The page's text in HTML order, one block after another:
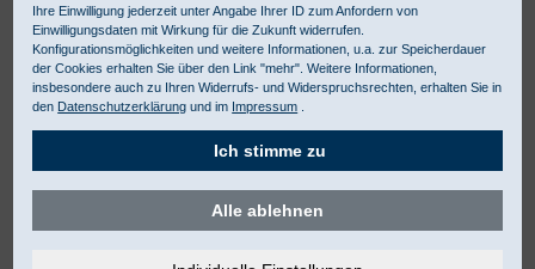
Ihre Einwilligung jederzeit unter Angabe Ihrer ID zum Anfordern von
Einwilligungsdaten mit Wirkung für die Zukunft widerrufen.
Konfigurationsmöglichkeiten und weitere Informationen, u.a. zur Speicherdauer
der Cookies erhalten Sie über den Link "mehr". Weitere Informationen,
insbesondere auch zu Ihren Widerrufs- und Widerspruchsrechten, erhalten Sie in
den Datenschutzerklärung und im Impressum
Ich stimme zu
Alle ablehnen